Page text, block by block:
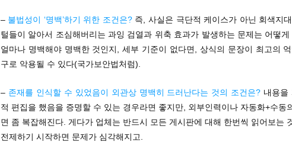
– 불법성이 ‘명백’하기 위한 조건은?즉, 사실은 극단적 케이스가 아닌 회색지
털들이 알아서 조심해버리는 과잉 검열과 위축 효과가 발생하는 문제는 어떻
얼마나 명백해야 명백한 것인지, 세부 기준이 없다면, 상식의 문장이 최고의
구로 악용될 수 있다(국가보안법처럼).
– 존재를 인식할 수 있었음이 외관상 명백히 드러난다는 것의 조건은? 내용을
적 편집을 했음을 증명할 수 있는 경우라면 좋지만, 외부인력이나 자동화+수동
면 좀 복잡해진다. 게다가 업체는 반드시 모든 게시판에 대해 한번씩 읽어보는
전제하기 시작하면 문제가 심각해지고.